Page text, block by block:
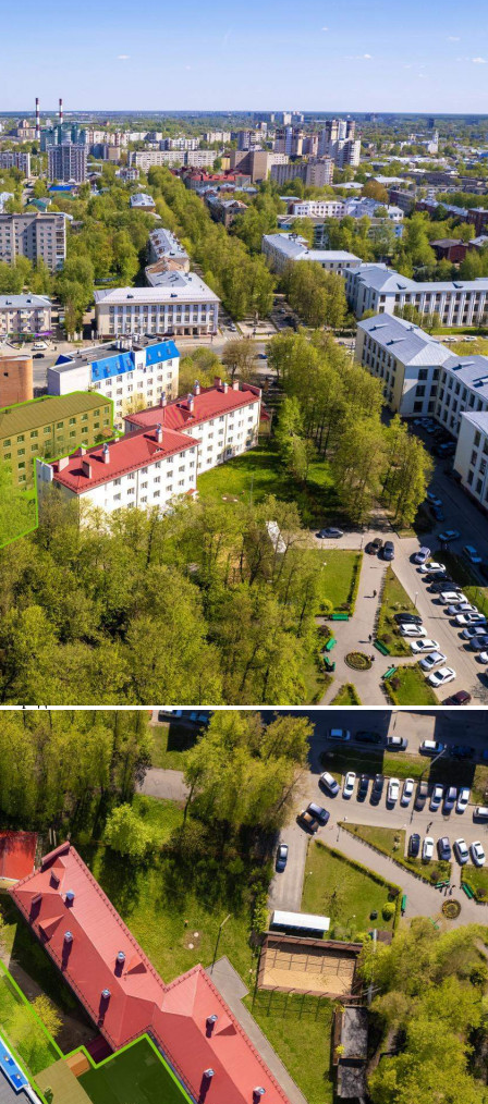
116752 - Г. ИВАНОВО,
ШЕРЕМЕТЕВСКИЙ
ПРОСПЕКТ, Д.27
Ивановская обл
Получить контакты Посмотреть на карте
Аукцион по продаже имущественного комплекса,
находящегося по адресу: (Ивановская обл. , Иваново, пр-кт
Шереметевский, д. 27) Общая площадь: 0.12 га / 1827.1 м
Начальная цена: 23 700 000,00 Дата окончания приема заявок:
15.09.2025 15: 00: 00 Дата проведения торгов: 19.09.2025 10:
00: 00 Кадастровые...
221 (+1)
Навигация
Характеристики
О помещении
Где находится
Контакты
Другие объявления
Характеристики помещения
№ объявления
116752
Дата размещения
15.09.2025
Город
Иваново
Адрес
Шереметевский проспект, д.27
Расположено
Этаж
Предлагается
Продажа
Желаемый / подходящий вид деятельности
Не указано
Назначение
Не указано
Размер площади (м2)
1827.1
Цена за помещение
23 700 000 руб.
О помещении